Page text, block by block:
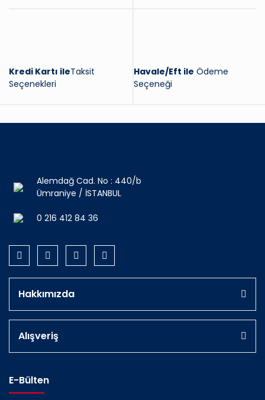
Kredi Kartı ileTaksit
Seçenekleri
Havale/Eft ile Ödeme
Seçeneği
Alemdağ Cad. No : 440/b
Ümraniye / İSTANBUL
0 216 412 84 36
Hakkımızda
Alışveriş
E-Bülten